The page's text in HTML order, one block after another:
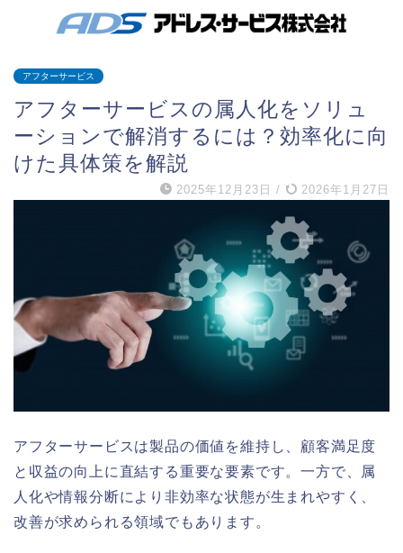
アフターサービス
アフターサービスの属人化をソリュ
ーションで解消するには？効率化に向
けた具体策を解説
2025年12月23日 / 2026年1月27日
アフターサービスは製品の価値を維持し、顧客満足度
と収益の向上に直結する重要な要素です。一方で、属
人化や情報分断により非効率な状態が生まれやすく、
改善が求められる領域でもあります。